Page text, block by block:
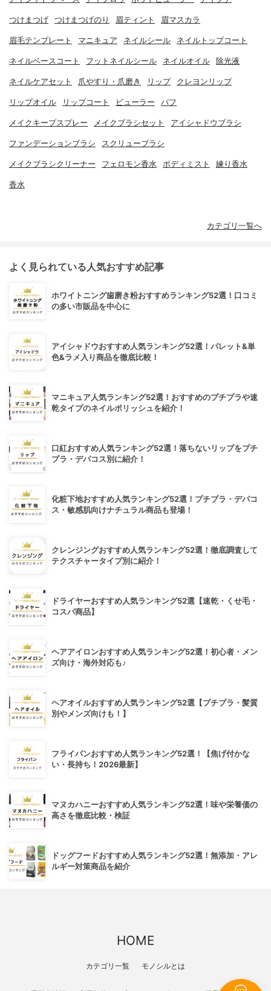
つけまつげ つけまつげのり 眉ティント 眉マスカラ
眉毛テンプレート マニキュア ネイルシール ネイルトップコート
ネイルベースコート フットネイルシール ネイルオイル 除光液
ネイルケアセット 爪やすり・爪磨き リップ クレヨンリップ
リップオイル リップコート ビューラー パフ
メイクキープスプレー メイクブラシセット アイシャドウブラシ
ファンデーションブラシ スクリューブラシ
メイクブラシクリーナー フェロモン香水 ボディミスト 練り香水
香水
カテゴリ一覧へ
よく見られている人気おすすめ記事
ホワイトニング歯磨き粉おすすめランキング52選！口コミ
の多い市販品を中心に
アイシャドウおすすめ人気ランキング52選！パレット&単
色&ラメ入り商品を徹底比較！
マニキュア人気ランキング52選！おすすめのプチプラや速
乾タイプのネイルポリッシュを紹介！
口紅おすすめ人気ランキング52選！落ちないリップをプチ
プラ・デパコス別に紹介！
化粧下地おすすめ人気ランキング52選！プチプラ・デパコ
ス・敏感肌向けナチュラル商品も登場！
クレンジングおすすめ人気ランキング52選！徹底調査して
テクスチャータイプ別に紹介！
ドライヤーおすすめ人気ランキング52選【速乾・くせ毛・
コスパ商品】
ヘアアイロンおすすめ人気ランキング52選！初心者・メン
ズ向け・海外対応も♪
ヘアオイルおすすめ人気ランキング52選【プチプラ・髪質
別やメンズ向けも！】
フライパンおすすめ人気ランキング52選！【焦げ付かな
い・長持ち！2026最新】
マヌカハニーおすすめ人気ランキング52選！味や栄養価の
高さを徹底比較・検証
ドッグフードおすすめ人気ランキング52選！無添加・アレ
ルギー対策商品を紹介
HOME
カテゴリ一覧 モノシルとは